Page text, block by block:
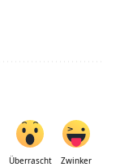
Überrascht Zwinker